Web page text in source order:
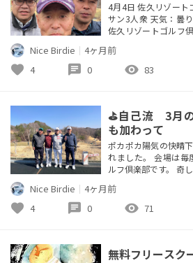
4月4日 佐久リゾート
サン3人衆 天気：曇
佐久リゾートゴルフ
0％...と言う予報でし
覚悟の上でのスター
降雨には見舞われま
Nice Birdie ｜ 4ヶ月前
favorite 4 chat 0 visibility 83
⛳️自己流 3月
も加わって
ポカポカ陽気の快晴
れました。 会場は毎
ルフ倶楽部です。 奇
慨深いものがありま
してますます愉快で
できました。 今回
Nice Birdie ｜ 4ヶ月前
favorite 4 chat 0 visibility 71
無料フリースク